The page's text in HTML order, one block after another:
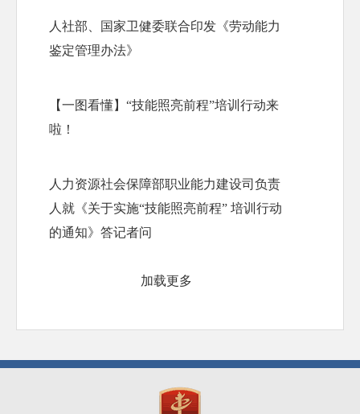
人社部、国家卫健委联合印发《劳动能力
鉴定管理办法》
【一图看懂】“技能照亮前程”培训行动来
啦！
人力资源社会保障部职业能力建设司负责
人就《关于实施“技能照亮前程” 培训行动
的通知》答记者问
加载更多